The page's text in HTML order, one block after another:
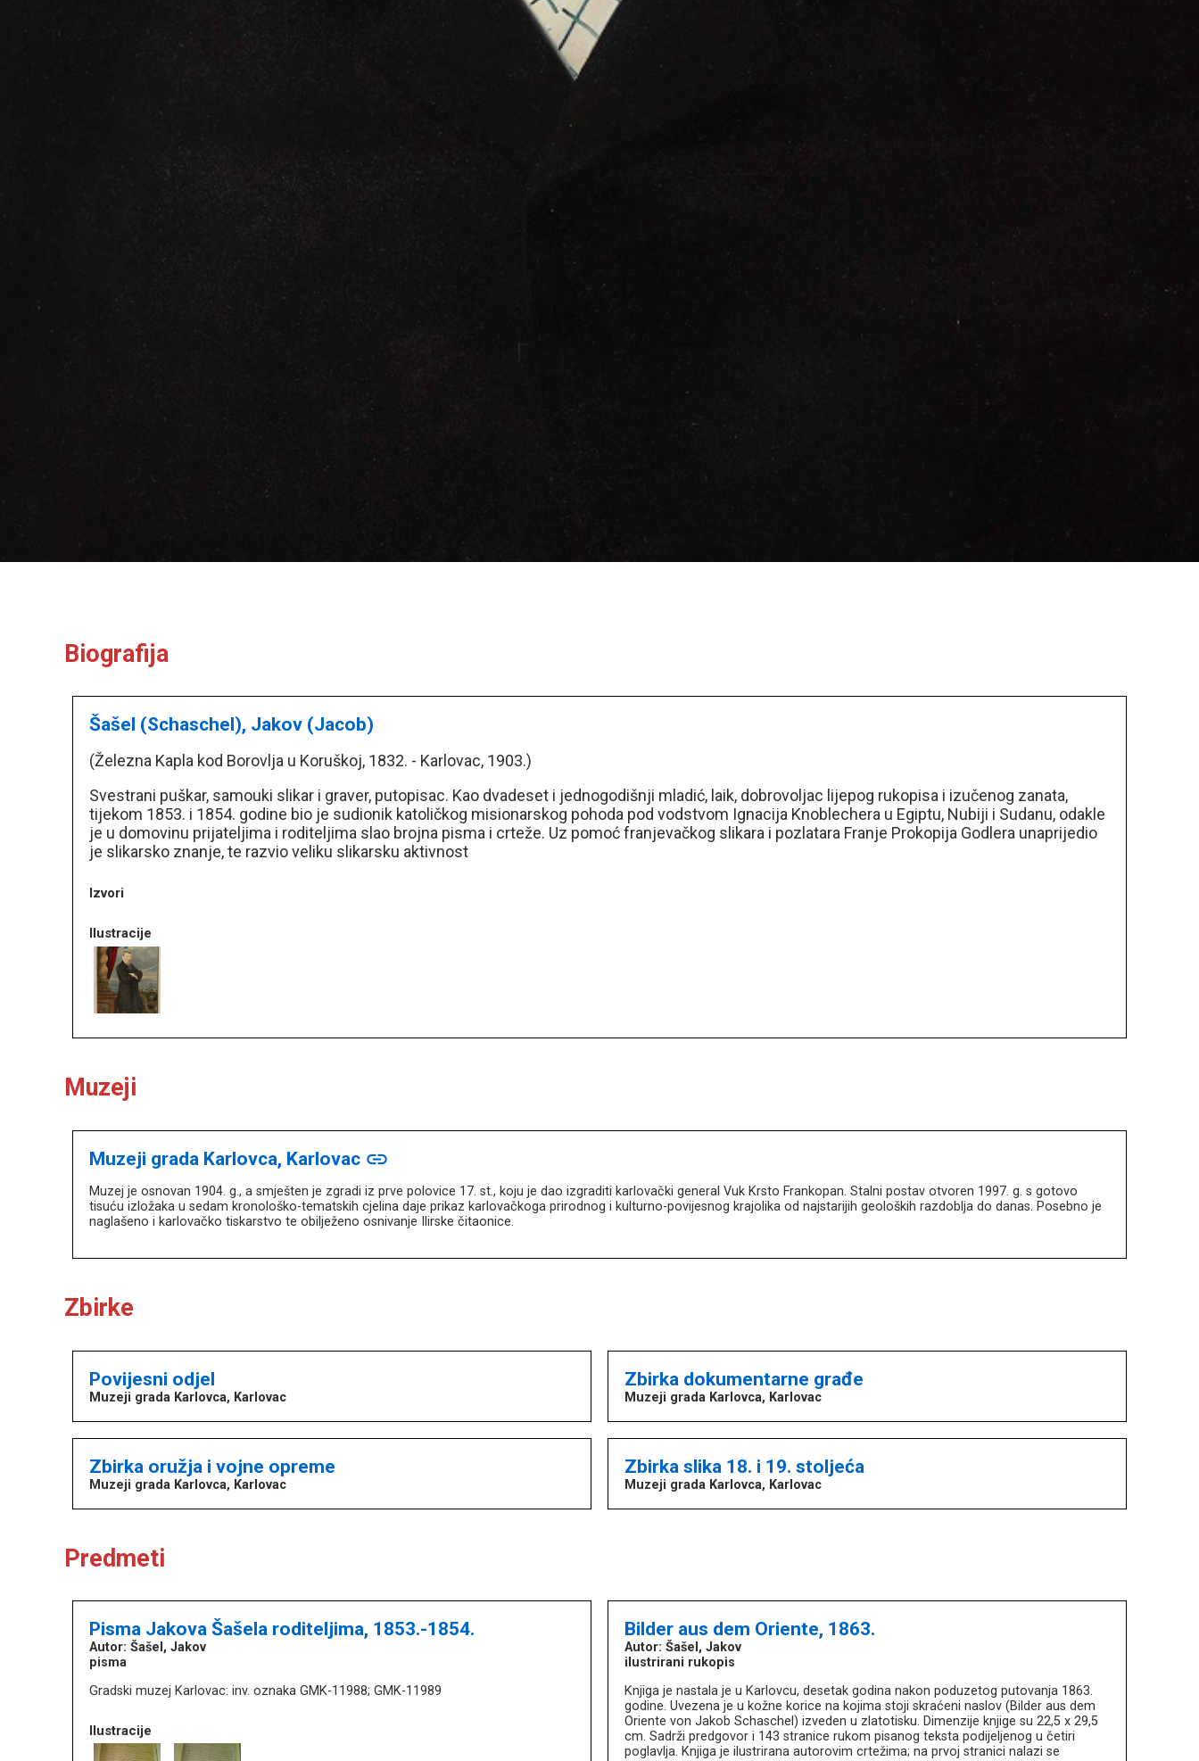
Biografija
Šašel (Schaschel), Jakov (Jacob)
(Železna Kapla kod Borovlja u Koruškoj, 1832. - Karlovac, 1903.)
Svestrani puškar, samouki slikar i graver, putopisac. Kao dvadeset i jednogodišnji mladić, laik, dobrovoljac lijepog rukopisa i izučenog zanata,
tijekom 1853. i 1854. godine bio je sudionik katoličkog misionarskog pohoda pod vodstvom Ignacija Knoblechera u Egiptu, Nubiji i Sudanu, odakle
je u domovinu prijateljima i roditeljima slao brojna pisma i crteže. Uz pomoć franjevačkog slikara i pozlatara Franje Prokopija Godlera unaprijedio
je slikarsko znanje, te razvio veliku slikarsku aktivnost
Izvori
Ilustracije
Muzeji
Muzeji grada Karlovca, Karlovac link
Muzej je osnovan 1904. g., a smješten je zgradi iz prve polovice 17. st., koju je dao izgraditi karlovački general Vuk Krsto Frankopan. Stalni postav otvoren 1997. g. s gotovo
tisuću izložaka u sedam kronološko-tematskih cjelina daje prikaz karlovačkoga prirodnog i kulturno-povijesnog krajolika od najstarijih geoloških razdoblja do danas. Posebno je
naglašeno i karlovačko tiskarstvo te obilježeno osnivanje Ilirske čitaonice.
Zbirke
Povijesni odjel
Muzeji grada Karlovca, Karlovac
Zbirka dokumentarne građe
Muzeji grada Karlovca, Karlovac
Zbirka oružja i vojne opreme
Muzeji grada Karlovca, Karlovac
Zbirka slika 18. i 19. stoljeća
Muzeji grada Karlovca, Karlovac
Predmeti
Pisma Jakova Šašela roditeljima, 1853.-1854.
Autor: Šašel, Jakov
pisma
Gradski muzej Karlovac: inv. oznaka GMK-11988; GMK-11989
Ilustracije
Bilder aus dem Oriente, 1863.
Autor: Šašel, Jakov
ilustrirani rukopis
Knjiga je nastala je u Karlovcu, desetak godina nakon poduzetog putovanja 1863.
godine. Uvezena je u kožne korice na kojima stoji skraćeni naslov (Bilder aus dem
Oriente von Jakob Schaschel) izveden u zlatotisku. Dimenzije knjige su 22,5 x 29,5
cm. Sadrži predgovor i 143 stranice rukom pisanog teksta podijeljenog u četiri
poglavlja. Knjiga je ilustrirana autorovim crtežima; na prvoj stranici nalazi se